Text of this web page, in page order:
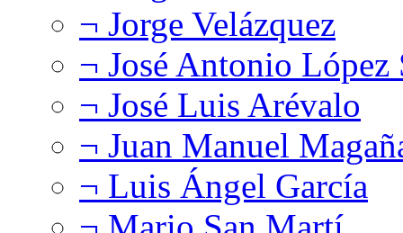
¬ Jorge Velázquez
¬ José Antonio López
¬ José Luis Arévalo
¬ Juan Manuel
¬ Luis Ángel García